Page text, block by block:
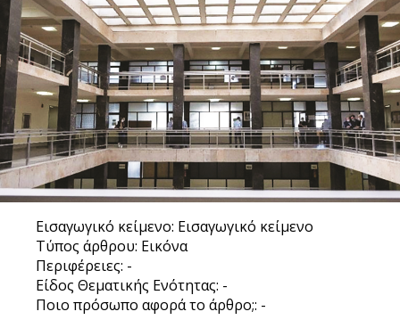
Εισαγωγικό κείμενο: Εισαγωγικό κείμενο
Τύπος άρθρου: Εικόνα
Περιφέρειες: -
Είδος Θεματικής Ενότητας: -
Ποιο πρόσωπο αφορά το άρθρο;: -